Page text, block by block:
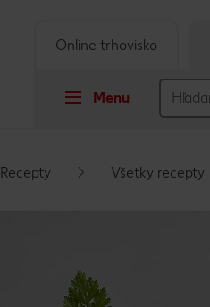
Menu
Online trhovisko
Recepty Všetky recepty